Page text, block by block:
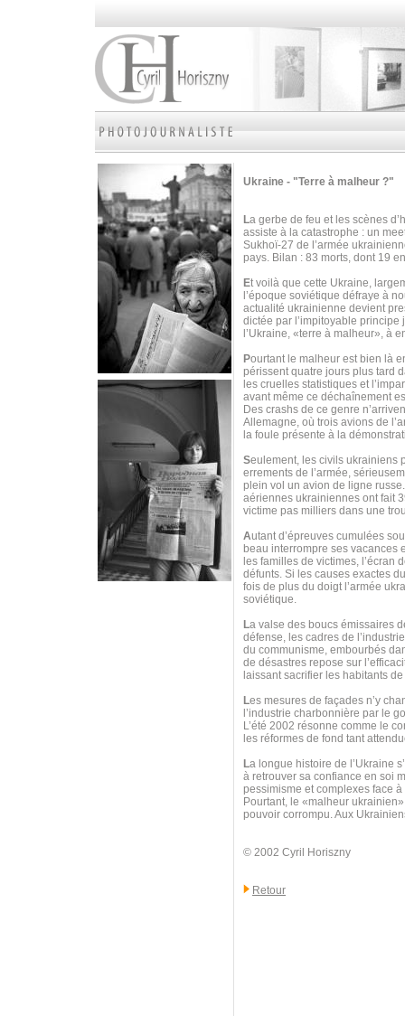
Ukraine - "Terre à malheur ?"
La gerbe de feu et les scènes
assiste à la catastrophe : un
Sukhoï-27 de l’armée
pays. Bilan : 83 morts, dont 19
Et voilà que cette Ukraine,
l’époque soviétique défraye à
actualité ukrainienne devient
dictée par l’impitoyable principe
l’Ukraine, «terre à malheur», à
Pourtant le malheur est bien là
périssent quatre jours plus tard
les cruelles statistiques et
avant même ce déchaînement
Des crashs de ce genre
Allemagne, où trois avions de
la foule présente à la
Seulement, les civils ukrainiens
errements de l’armée,
plein vol un avion de ligne
aériennes ukrainiennes ont fait
victime pas milliers dans une
Autant d’épreuves cumulées
beau interrompre ses vacances
les familles de victimes, l’écran
défunts. Si les causes exactes
fois de plus du doigt l’armée
soviétique.
La valse des boucs émissaires
défense, les cadres de
du communisme, embourbés
de désastres repose sur
laissant sacrifier les habitants
Les mesures de façades n’y
l’industrie charbonnière par le
L’été 2002 résonne comme le
les réformes de fond tant
La longue histoire de l’Ukraine
à retrouver sa confiance en soi
pessimisme et complexes face
Pourtant, le «malheur
pouvoir corrompu. Aux
© 2002 Cyril Horiszny
Retour